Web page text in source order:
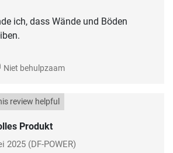
ich, dass Wände und Böden
Niet behulpzaam
Produkt
review helpful
2025 (DF-POWER)